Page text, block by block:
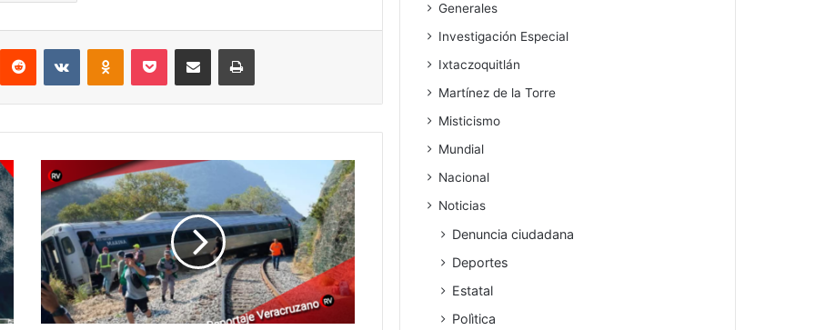
Reddit VKontakteOdnoklassniki
Pocket Compartir por correo electrónicoImprimir
DESCARRILAMIENTO
EN
LA
LÍNEA
Z:
EL
TREN
INTEROCEÁNICO
SE
Generales
Investigación Especial
Ixtaczoquitlán
Martínez de la Torre
Misticismo
Mundial
Nacional
Noticias
Denuncia ciudadana
Deportes
Estatal
Polìtica